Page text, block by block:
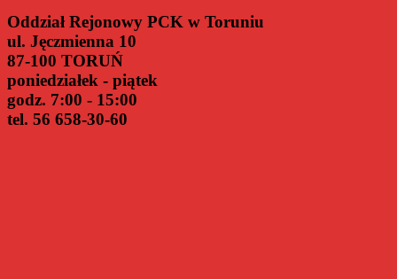
Dobra
Oddział Rejonowy PCK w Toruniu
ul. Jęczmienna 10
87-100 TORUŃ
poniedziałek - piątek
godz. 7:00 - 15:00
tel. 56 658-30-60